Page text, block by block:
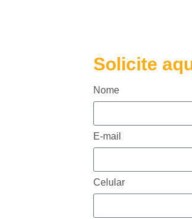
Solicite
Nome
E-mail
Celular